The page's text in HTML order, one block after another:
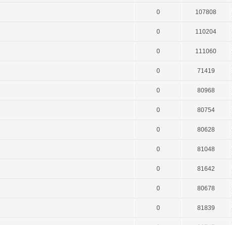
0 107808
0 110204
0 111060
0 71419
0 80968
0 80754
0 80628
0 81048
0 81642
0 80678
0 81839